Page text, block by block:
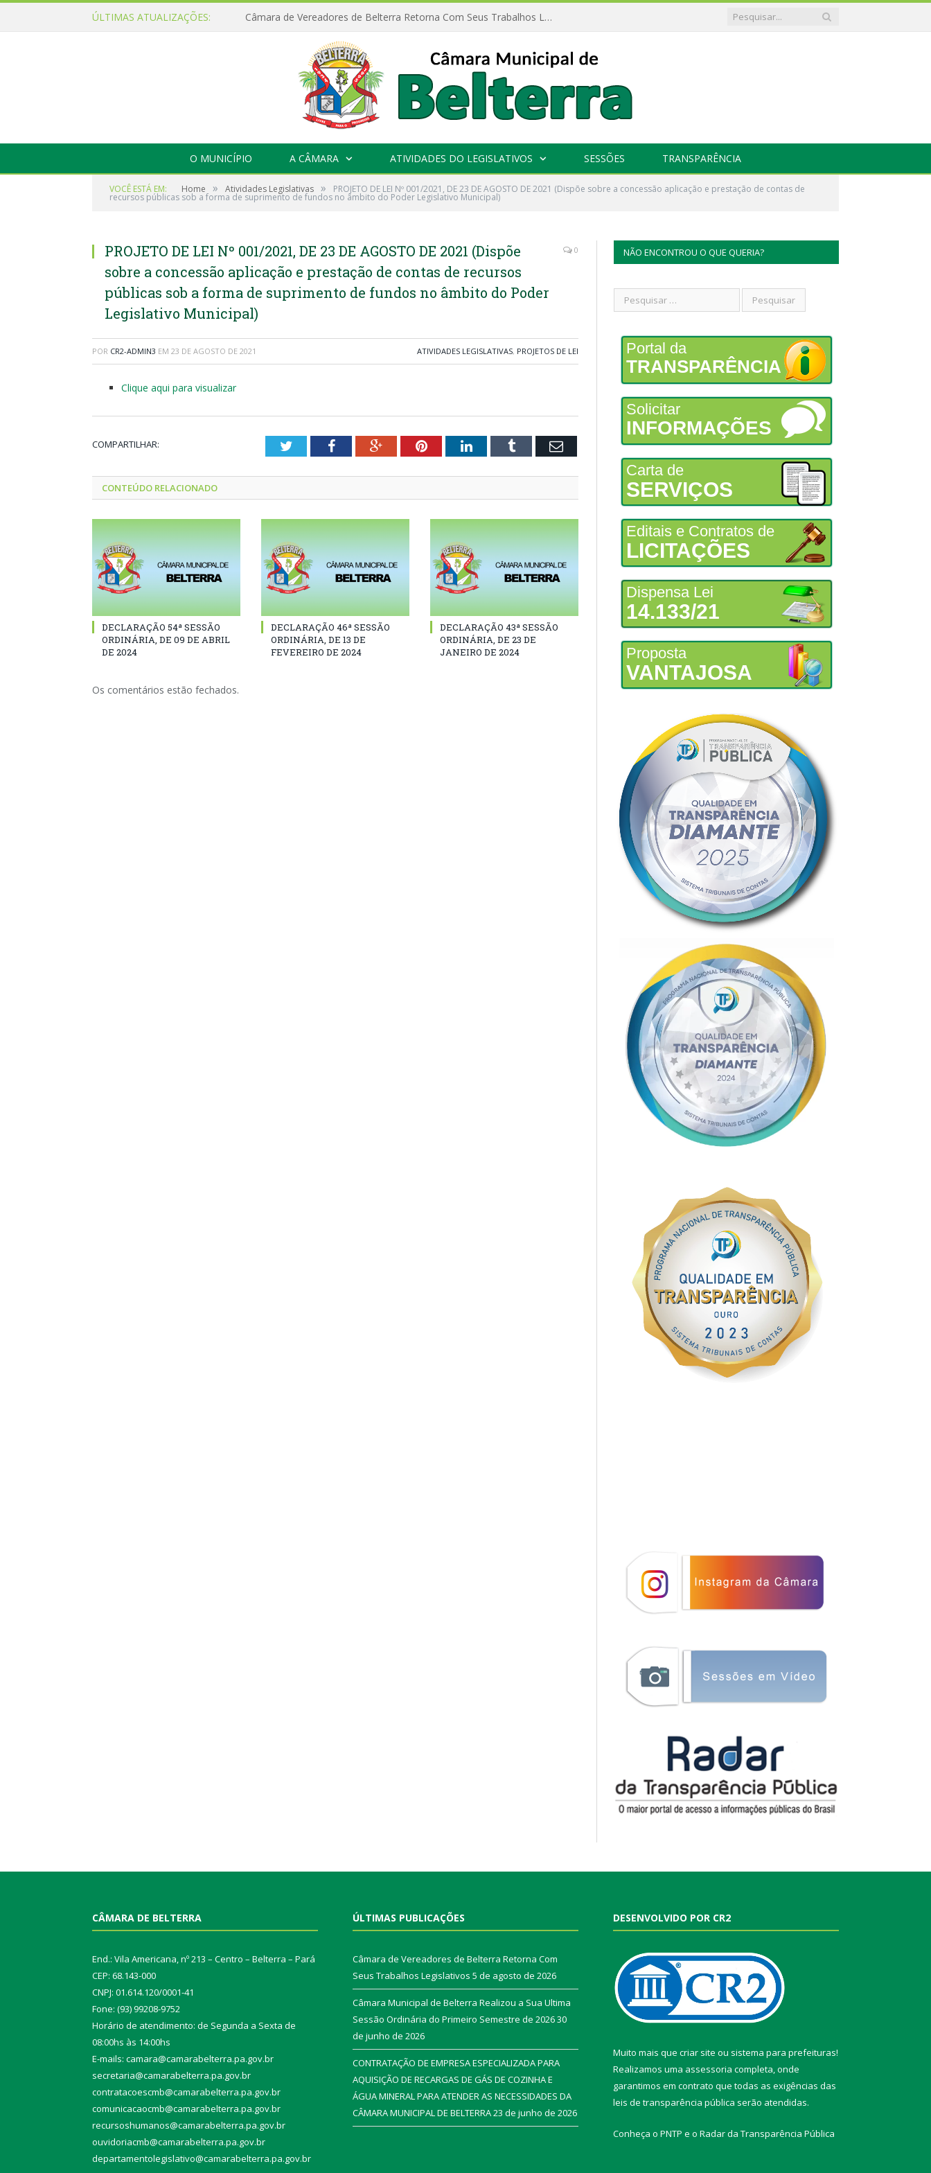
ÚLTIMAS ATUALIZAÇÕES: Câmara de Vereadores de Belterra Retorna Com Seus Trabalhos Legislativos
O MUNICÍPIO A CÂMARA ATIVIDADES DO LEGISLATIVOS SESSÕES TRANSPARÊNCIA
VOCÊ ESTÁ EM: Home » Atividades Legislativas » PROJETO DE LEI Nº 001/2021, DE 23 DE AGOSTO DE 2021 (Dispõe sobre a concessão aplicação e prestação de contas de
recursos públicas sob a forma de suprimento de fundos no âmbito do Poder Legislativo Municipal)
PROJETO DE LEI Nº 001/2021, DE 23 DE AGOSTO DE 2021 (Dispõe
sobre a concessão aplicação e prestação de contas de recursos
públicas sob a forma de suprimento de fundos no âmbito do Poder
Legislativo Municipal)
0
POR CR2-ADMIN3 EM 23 DE AGOSTO DE 2021 ATIVIDADES LEGISLATIVAS, PROJETOS DE LEI
Clique aqui para visualizar
COMPARTILHAR: TwitterFacebookGoogle+PinterestLinkedInTumblr Email
CONTEÚDO RELACIONADO
DECLARAÇÃO 54ª SESSÃO
ORDINÁRIA, DE 09 DE ABRIL
DE 2024
DECLARAÇÃO 46ª SESSÃO
ORDINÁRIA, DE 13 DE
FEVEREIRO DE 2024
DECLARAÇÃO 43ª SESSÃO
ORDINÁRIA, DE 23 DE
JANEIRO DE 2024
Os comentários estão fechados.
NÃO ENCONTROU O QUE QUERIA?
Portal da
TRANSPARÊNCIA
Solicitar
INFORMAÇÕES
Carta de
SERVIÇOS
Editais e Contratos de
LICITAÇÕES
Dispensa Lei
14.133/21
Proposta
VANTAJOSA
CÂMARA DE BELTERRA
End.: Vila Americana, nº 213 – Centro – Belterra – Pará
CEP: 68.143-000
CNPJ: 01.614.120/0001-41
Fone: (93) 99208-9752
Horário de atendimento: de Segunda a Sexta de
08:00hs às 14:00hs
E-mails: camara@camarabelterra.pa.gov.br
secretaria@camarabelterra.pa.gov.br
contratacoescmb@camarabelterra.pa.gov.br
comunicacaocmb@camarabelterra.pa.gov.br
recursoshumanos@camarabelterra.pa.gov.br
ouvidoriacmb@camarabelterra.pa.gov.br
departamentolegislativo@camarabelterra.pa.gov.br
ÚLTIMAS PUBLICAÇÕES
Câmara de Vereadores de Belterra Retorna Com
Seus Trabalhos Legislativos 5 de agosto de 2026
Câmara Municipal de Belterra Realizou a Sua Ultima
Sessão Ordinária do Primeiro Semestre de 202630
de junho de 2026
CONTRATAÇÃO DE EMPRESA ESPECIALIZADA PARA
AQUISIÇÃO DE RECARGAS DE GÁS DE COZINHA E
ÁGUA MINERAL PARA ATENDER AS NECESSIDADES DA
CÂMARA MUNICIPAL DE BELTERRA23 de junho de 2026
DESENVOLVIDO POR CR2
Muito mais que criar site ou sistema para prefeituras!
Realizamos uma assessoria completa, onde
garantimos em contrato que todas as exigências das
leis de transparência pública serão atendidas.
Conheça o PNTP e o Radar da Transparência Pública